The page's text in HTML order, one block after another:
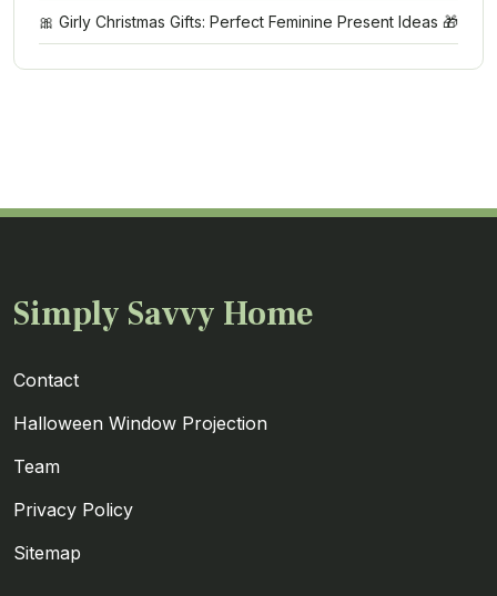
🎀 Girly Christmas Gifts: Perfect Feminine Present Ideas 🎁
Simply Savvy Home
Contact
Halloween Window Projection
Team
Privacy Policy
Sitemap